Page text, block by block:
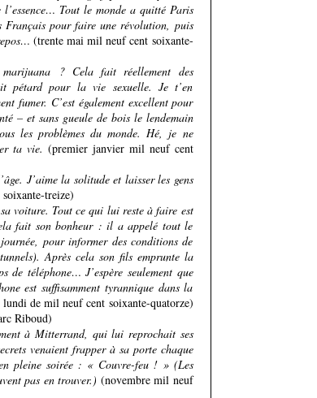
Tout le monde a quitté Paris
pour faire une révolution, puis
(trente mai mil neuf cent soixante-
? Cela fait réellement des
pétard pour la vie sexuelle. Je t’en
fumer. C’est également excellent pour
– et sans gueule de bois le lendemain
les problèmes du monde. Hé, je ne
ta vie. (premier janvier mil neuf cent
J’aime la solitude et laisser les gens
treize)
voiture. Tout ce qui lui reste à faire est
fait son bonheur : il a appelé tout le
pour informer des conditions de
Après cela son fils emprunte la
de téléphone… J’espère seulement que
est suffisamment tyrannique dans la
de mil neuf cent soixante-quatorze)
Riboud)
à Mitterrand, qui lui reprochait ses
venaient frapper à sa porte chaque
pleine soirée : « Couvre-feu ! » (Les
pas en trouver.) (novembre mil neuf